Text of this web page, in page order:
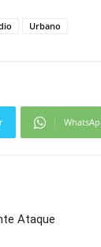
Urbano
Ataque